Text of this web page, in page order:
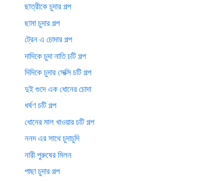
ছাত্রীকে চুদার গল্প
ছামা চুদার গল্প
ট্রেন এ চোদার গল্প
দাদিকে চুদা নাতি চটি গল্প
দিদিকে চুদার সেক্সি চটি গল্প
দুই গুদে এক ধোনের চোদা
ধর্ষণ চটি গল্প
ধোনের মাল খাওয়ার চটি গল্প
ননদ এর সাথে চুদাচুদি
নারী পুরুষের মিলন
পাছা চুদার গল্প